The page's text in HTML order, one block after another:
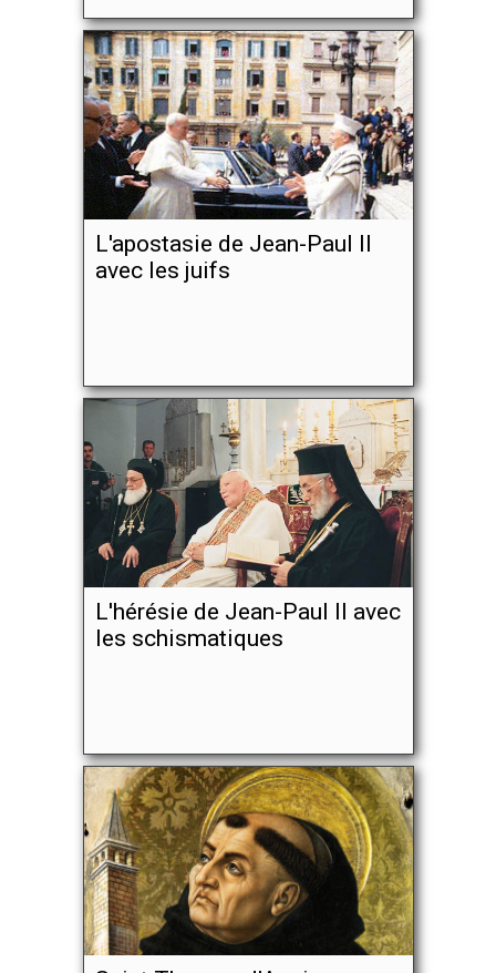
L'apostasie de Jean-Paul II
avec les juifs
L'hérésie de Jean-Paul II avec
les schismatiques